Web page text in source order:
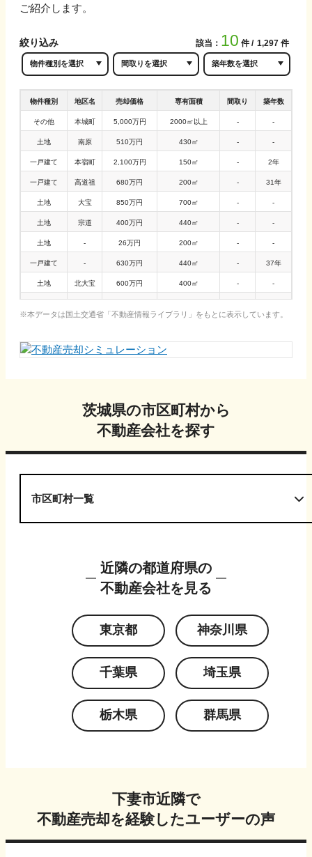
ご紹介します。
絞り込み 該当： 10 件 1,297 件
物件種別 地区名 売却価格 専有面積 間取り 築年数
その他 本城町 5,000万円 2000㎡以上 - -
土地 南原 510万円 430㎡ - -
一戸建て 本宿町 2,100万円 150㎡ - 2年
一戸建て 高道祖 680万円 200㎡ - 31年
土地 大宝 850万円 700㎡ - -
土地 宗道 400万円 440㎡ - -
土地 - 26万円 200㎡ - -
一戸建て - 630万円 440㎡ - 37年
土地 北大宝 600万円 400㎡ - -
本データは国土交通省「不動産情報ライブラリ 」をもとに表示しています。
茨城県の市区町村から
不動産会社を探す
市区町村一覧
近隣の都道府県の
不動産会社を見る
東京都 神奈川県
千葉県 埼玉県
栃木県 群馬県
下妻市近隣で
不動産売却を経験したユーザーの声